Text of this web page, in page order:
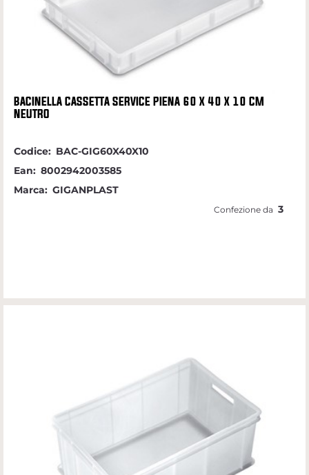
BACINELLA CASSETTA SERVICE PIENA 60 X 40 X 10 CM
NEUTRO
Codice: BAC-GIG60X40X10
Ean: 8002942003585
Marca: GIGANPLAST
Confezione da 3